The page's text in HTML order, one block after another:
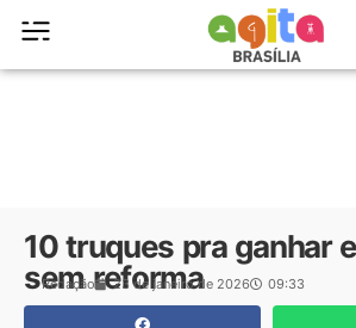
10 truques pra ganhar
sem reforma
Redação 23 de janeiro de 2026 09:33